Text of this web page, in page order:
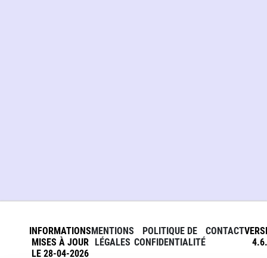
INFORMATIONS
MISES À JOUR
LE 28-04-2026
MENTIONS
LÉGALES
POLITIQUE DE
CONFIDENTIALITÉ
CONTACT